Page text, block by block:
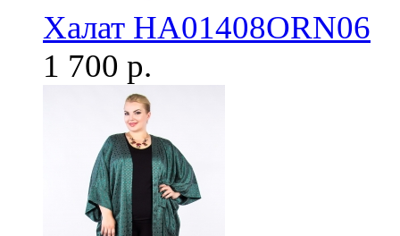
Халат HA01408ORN06
1 700 р.